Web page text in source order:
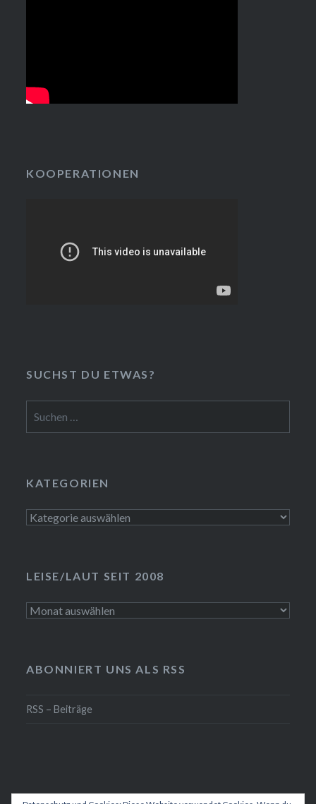
KOOPERATIONEN
SUCHST DU ETWAS?
nach:
KATEGORIEN
Kategorien
LEISE/LAUT SEIT 2008
LEISE/laut
ABONNIERT UNS ALS RSS
RSS – Beiträge